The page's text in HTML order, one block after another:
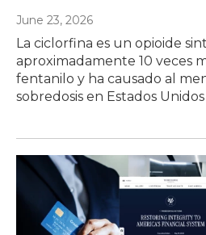
June 23, 2026
La ciclorfina es un opioide
aproximadamente 10 veces
fentanilo y ha causado al
sobredosis en Estados